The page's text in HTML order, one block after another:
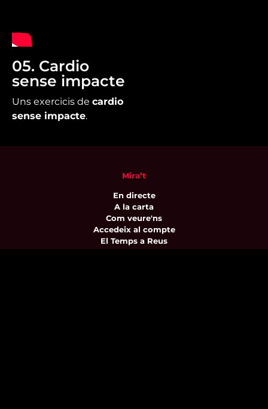
05. Cardio
sense impacte
Uns exercicis de cardio
sense impacte.
Mira’t
En directe
A la carta
Com veure'ns
Accedeix al compte
El Temps a Reus